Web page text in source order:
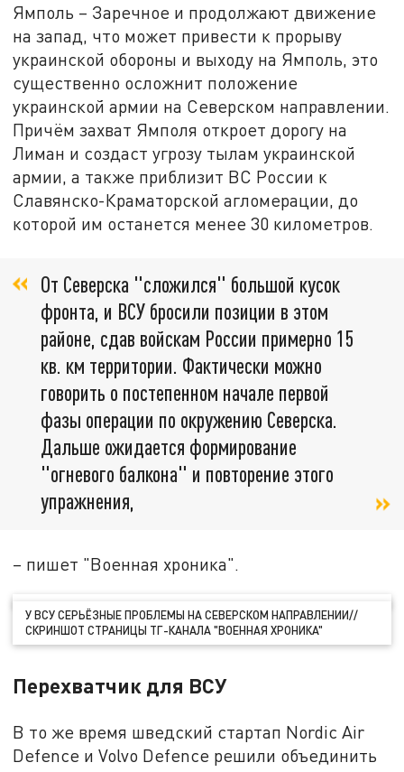
Ямполь – Заречное и продолжают движение
на запад, что может привести к прорыву
украинской обороны и выходу на Ямполь, это
существенно осложнит положение
украинской армии на Северском направлении.
Причём захват Ямполя откроет дорогу на
Лиман и создаст угрозу тылам украинской
армии, а также приблизит ВС России к
Славянско-Краматорской агломерации, до
которой им останется менее 30 километров.
От Северска "сложился" большой кусок
фронта, и ВСУ бросили позиции в этом
районе, сдав войскам России примерно 15
кв. км территории. Фактически можно
говорить о постепенном начале первой
фазы операции по окружению Северска.
Дальше ожидается формирование
"огневого балкона" и повторение этого
упражнения,
– пишет "Военная хроника".
У ВСУ СЕРЬЁЗНЫЕ ПРОБЛЕМЫ НА СЕВЕРСКОМ НАПРАВЛЕНИИ//
СКРИНШОТ СТРАНИЦЫ ТГ-КАНАЛА "ВОЕННАЯ ХРОНИКА"
Перехватчик для ВСУ
В то же время шведский стартап Nordic Air
Defence и Volvo Defence решили объединить